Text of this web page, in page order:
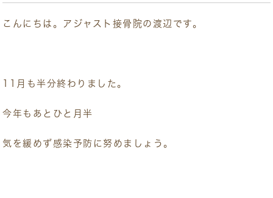
こんにちは。アジャスト接骨院の渡辺です。
11月も半分終わりました。
今年もあとひと月半
気を緩めず感染予防に努めましょう。